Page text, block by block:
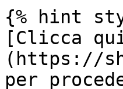
{% hint
[Clicca
(https://
per